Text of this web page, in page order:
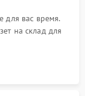
для вас время.
на склад для